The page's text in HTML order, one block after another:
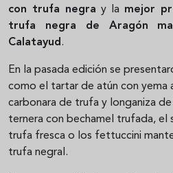
con trufa negra y la mejor
trufa negra de Aragón
Calatayud.
En la pasada edición se
como el tartar de atún con yema
carbonara de trufa y longaniza de
ternera con bechamel trufada, el
trufa fresca o los fettuccini
trufa negral.